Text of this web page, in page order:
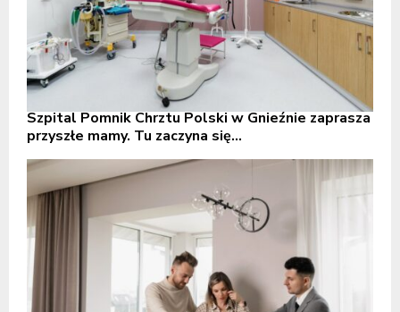
Szpital Pomnik Chrztu Polski w Gnieźnie zaprasza
przyszłe mamy. Tu zaczyna się...